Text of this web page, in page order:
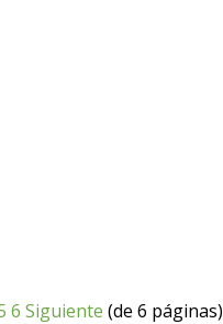
6 Siguiente (de 6 páginas)